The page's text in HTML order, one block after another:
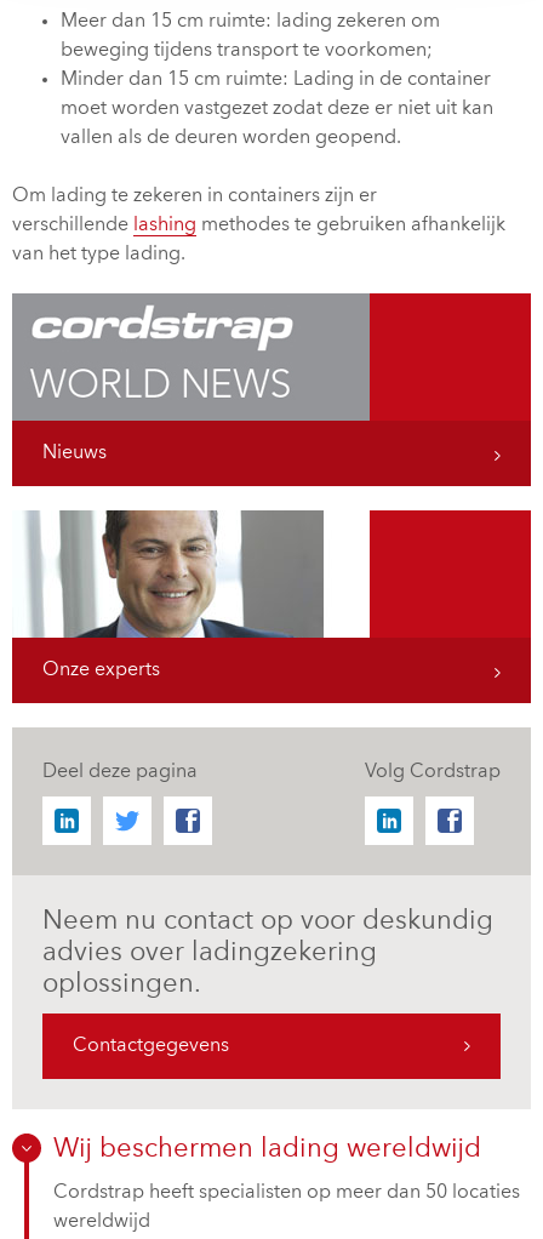
Meer dan 15 cm ruimte: lading zekeren om
beweging tijdens transport te voorkomen;
Minder dan 15 cm ruimte: Lading in de container
moet worden vastgezet zodat deze er niet uit kan
vallen als de deuren worden geopend.
Om lading te zekeren in containers zijn er
verschillende lashing methodes te gebruiken afhankelijk
van het type lading.
Nieuws
Onze experts
Deel deze pagina Volg Cordstrap
Neem nu contact op voor deskundig
advies over ladingzekering
oplossingen.
Contactgegevens
Wij beschermen lading wereldwijd
Cordstrap heeft specialisten op meer dan 50 locaties
wereldwijd